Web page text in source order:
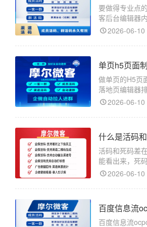
哪。加个人微
要做得专业点
客后台编辑器
模板改比从空
工具，落地页
画布开始做，
素乱、留白怪
2026-06-10
做单页的H5页
落地页编辑器
下滑的单页，
理工具，落地
回跳，客户进
上往下看完。
2026-06-10
活码和死码差
能看出来，死
改不了，活码
台，它是企业
来的。一张普
候，目标就直
2026-06-
百度信息流